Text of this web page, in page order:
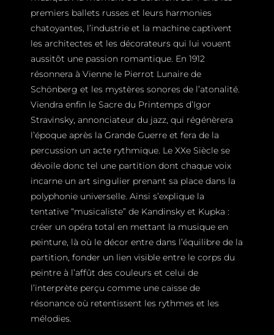
premiers ballets russes et leurs harmonies
chatoyantes, l’industrie et la machine captivent
les architectes et les décorateurs qui lui vouent
aussitôt une passion romantique. En 1912
résonnera à Vienne le Pierrot Lunaire de
Schönberg et les mystères sonores de l’atonalité.
Viendra enfin le Sacre du Printemps d’Igor
Stravinsky, annonciateur du jazz, qui régénèrera
l’époque après la Grande Guerre et fera de la
percussion un acte rythmique. Le XXe Siècle se
dévoile donc tel une partition dont chaque voix
incarne un art singulier prenant sa place dans la
polyphonie universelle. Ainsi s’explique la
tentative “musicaliste” de Kandinsky et Kupka :
créer un opéra total en mettant la musique en
peinture, là où le décor entre dans l’équilibre de la
partition, fonder un lien visible entre le corps du
peintre à l’affût des couleurs et celui de
l’interprète perçu comme une caisse de
résonance où retentissent les rythmes et les
mélodies.